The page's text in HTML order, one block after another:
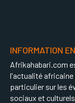
INFORMATION
Afrikahabari.com
l'actualité africaine
particulier sur les
sociaux et